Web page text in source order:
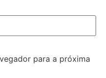
para a próxima